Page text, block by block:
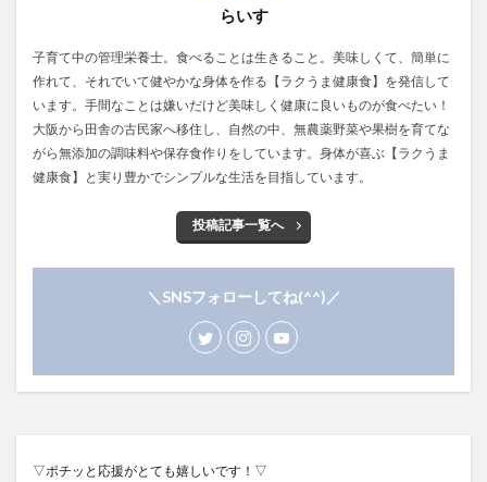
らいす
子育て中の管理栄養士。食べることは生きること。美味しくて、簡単に
作れて、それでいて健やかな身体を作る【ラクうま健康食】を発信して
います。手間なことは嫌いだけど美味しく健康に良いものが食べたい！
大阪から田舎の古民家へ移住し、自然の中、無農薬野菜や果樹を育てな
がら無添加の調味料や保存食作りをしています。身体が喜ぶ【ラクうま
健康食】と実り豊かでシンプルな生活を目指しています。
投稿記事一覧へ
＼SNSフォローしてね(^^)／
▽ポチッと応援がとても嬉しいです！▽